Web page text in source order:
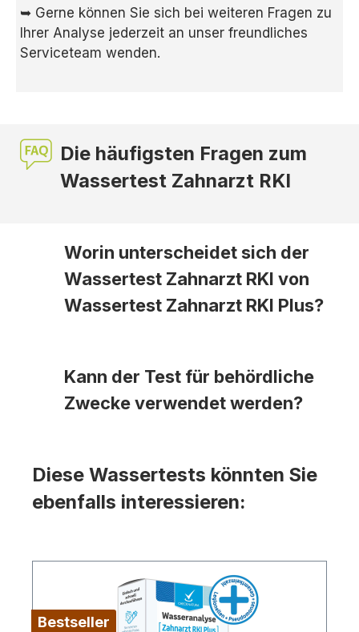
➥ Gerne können Sie sich bei weiteren Fragen zu
Ihrer Analyse jederzeit an unser freundliches
Serviceteam wenden.
Die häufigsten Fragen zum
Wassertest Zahnarzt RKI
Worin unterscheidet sich der
Wassertest Zahnarzt RKI von
Wassertest Zahnarzt RKI Plus?
Kann der Test für behördliche
Zwecke verwendet werden?
Diese Wassertests könnten Sie
ebenfalls interessieren:
Bestseller